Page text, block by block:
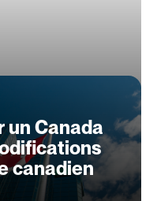
Canada
canadien